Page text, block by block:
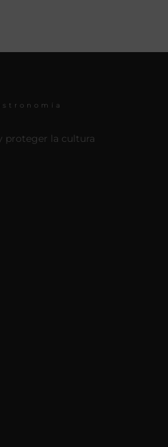
proteger la cultura